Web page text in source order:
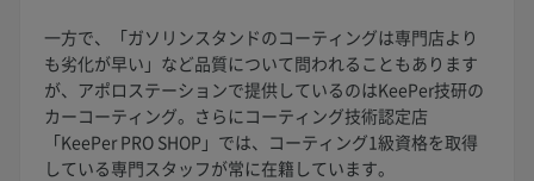
一方で、「ガソリンスタンドのコーティングは専門店より
も劣化が早い」など品質について問われることもあります
が、アポロステーションで提供しているのはKeePer技研の
カーコーティング。さらにコーティング技術認定店
「KeePer PRO SHOP」では、コーティング1級資格を取得
している専門スタッフが常に在籍しています。